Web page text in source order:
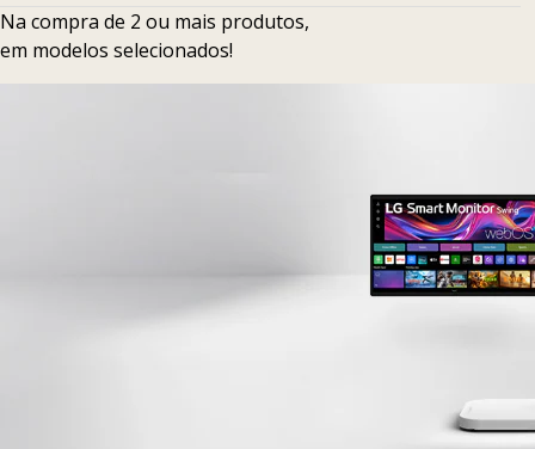
Na compra de 2 ou mais produtos,
em modelos selecionados!